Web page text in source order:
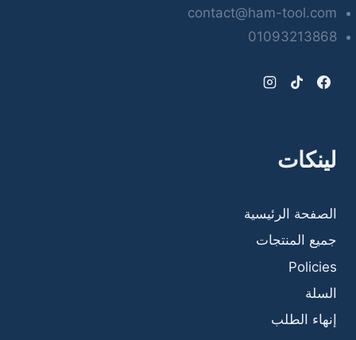
contact@ham-tool.com
01093213868
لينكات
الصفحة الرئيسية
جميع المنتجات
Policies
السلة
إنهاء الطلب